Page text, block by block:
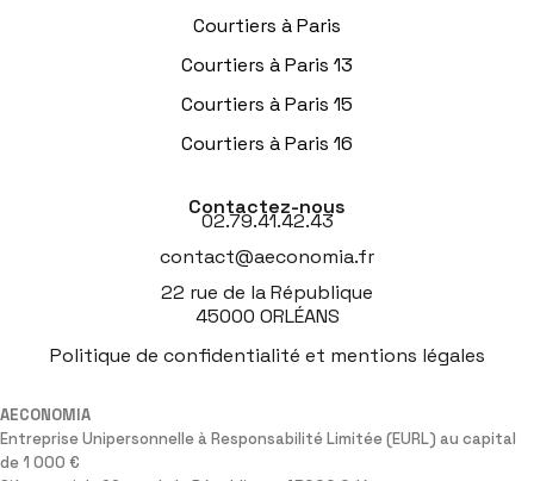
Courtiers à Paris
Courtiers à Paris 13
Courtiers à Paris 15
Courtiers à Paris 16
Contactez-nous
02.79.41.42.43
contact@aeconomia.fr
22 rue de la République
45000 ORLÉANS
Politique de confidentialité et mentions légales
AECONOMIA
Entreprise Unipersonnelle à Responsabilité Limitée (EURL) au capital
de 1 000 €